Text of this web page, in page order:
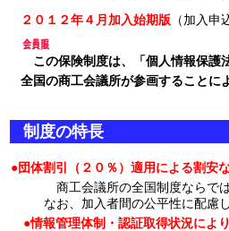
２０１２年４月加入始期版 （加入
この保険制度は、「個人情報保護
全国の商工会議所が参画することに
制度の特長
●団体割引（２０％）適用による割安
商工会議所の全国制度ならで
なお、加入者間の公平性に配慮
●情報管理体制・認証取得状況によ